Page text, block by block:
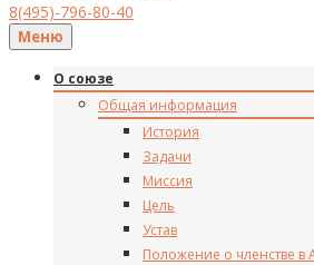
8(495)-796-80-40
Меню
О союзе
Общая информация
История
Задачи
Миссия
Цель
Устав
Положение о членстве в